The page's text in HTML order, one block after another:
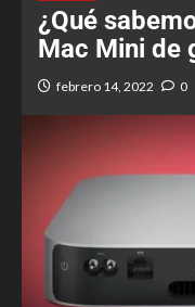
¿Qué
Mac Mini de
febrero 14, 2022 0